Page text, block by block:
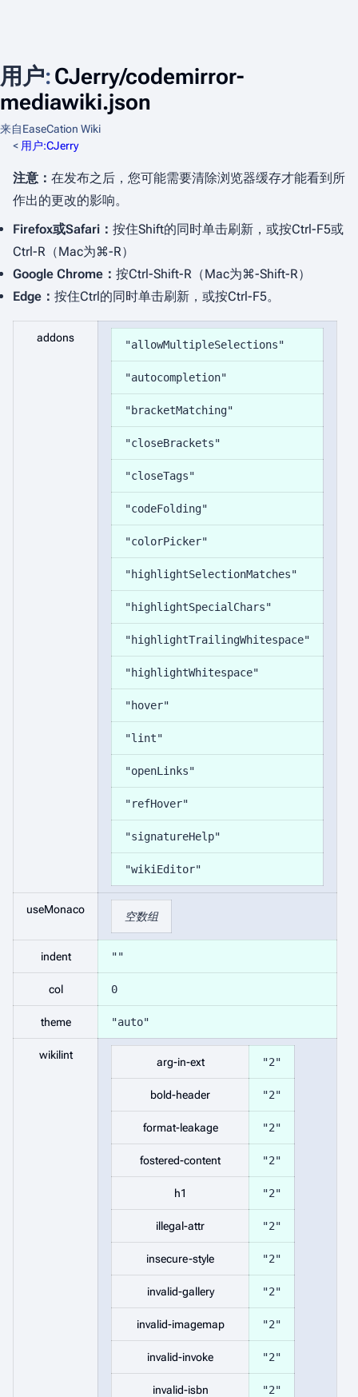
用户:CJerry/codemirror-
mediawiki.json
来自EaseCation Wiki
< 用户:CJerry
注意： 在发布之后，您可能需要清除浏览器缓存才能看到所
作出的更改的影响。
Firefox或Safari： 按住Shift的同时单击刷新 ，或按Ctrl-F5或
Ctrl-R （Mac为⌘-R）
Google Chrome： 按Ctrl-Shift-R （Mac为⌘-Shift-R）
Edge： 按住Ctrl的同时单击刷新 ，或按Ctrl-F5。
addons
"allowMultipleSelections"
"autocompletion"
"bracketMatching"
"closeBrackets"
"closeTags"
"codeFolding"
"colorPicker"
"highlightSelectionMatches"
"highlightSpecialChars"
"highlightTrailingWhitespace"
"highlightWhitespace"
"hover"
"lint"
"openLinks"
"refHover"
"signatureHelp"
"wikiEditor"
useMonaco
空数组
indent ""
col 0
theme "auto"
wikilint
arg-in-ext "2"
bold-header "2"
format-leakage "2"
fostered-content "2"
h1 "2"
illegal-attr "2"
insecure-style "2"
invalid-gallery "2"
invalid-imagemap "2"
invalid-invoke "2"
invalid-isbn "2"